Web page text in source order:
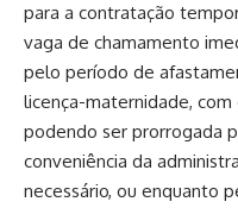
para a contratação
vaga de chamamento
pelo período de
licença-maternidade, com
podendo ser prorrogada
conveniência da
necessário, ou enquanto